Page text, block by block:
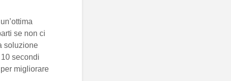
se non ci
soluzione
secondi
migliorare